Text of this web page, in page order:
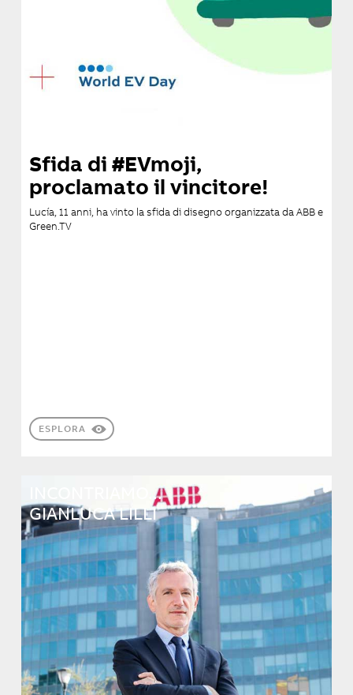
Sfida di #EVmoji,
proclamato il vincitore!
Lucía, 11 anni, ha vinto la sfida di disegno organizzata da ABB e
Green.TV
ESPLORA
INCONTRIAMO...
GIANLUCA LILLI